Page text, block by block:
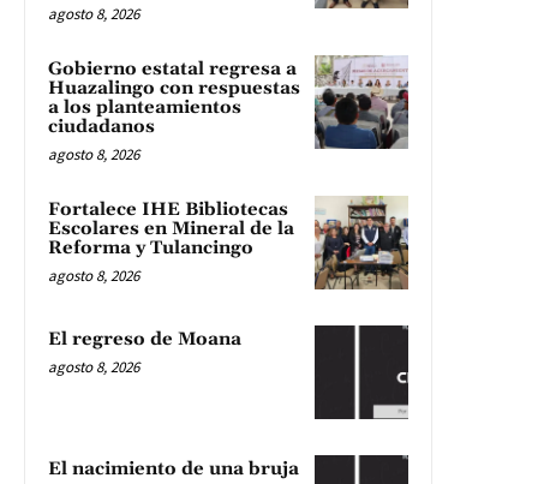
agosto 8, 2026
Gobierno estatal regresa a
Huazalingo con respuestas
a los planteamientos
ciudadanos
agosto 8, 2026
Fortalece IHE Bibliotecas
Escolares en Mineral de la
Reforma y Tulancingo
agosto 8, 2026
El regreso de Moana
agosto 8, 2026
El nacimiento de una bruja